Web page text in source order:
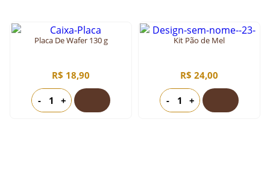
Placa De Wafer 130 g
R$ 18,90
- +
Kit Pão de Mel
R$ 24,00
- +